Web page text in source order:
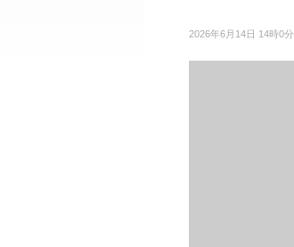
2026年6月14日 14時0分